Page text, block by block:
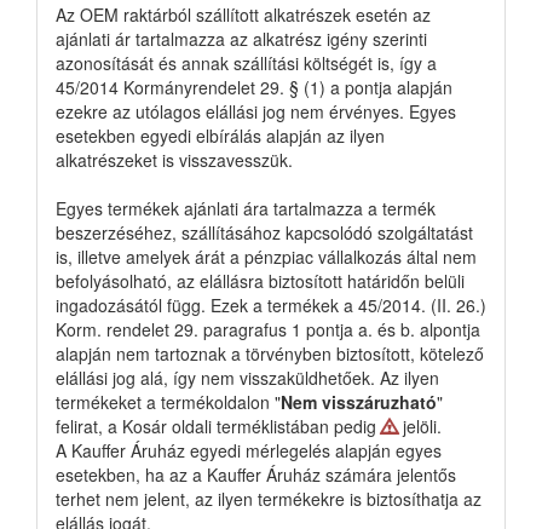
Az OEM raktárból szállított alkatrészek esetén az
ajánlati ár tartalmazza az alkatrész igény szerinti
azonosítását és annak szállítási költségét is, így a
45/2014 Kormányrendelet 29. § (1) a pontja alapján
ezekre az utólagos elállási jog nem érvényes. Egyes
esetekben egyedi elbírálás alapján az ilyen
alkatrészeket is visszavesszük.
Egyes termékek ajánlati ára tartalmazza a termék
beszerzéséhez, szállításához kapcsolódó szolgáltatást
is, illetve amelyek árát a pénzpiac vállalkozás által nem
befolyásolható, az elállásra biztosított határidőn belüli
ingadozásától függ. Ezek a termékek a 45/2014. (II. 26.)
Korm. rendelet 29. paragrafus 1 pontja a. és b. alpontja
alapján nem tartoznak a törvényben biztosított, kötelező
elállási jog alá, így nem visszaküldhetőek. Az ilyen
termékeket a termékoldalon "Nem visszáruzható"
felirat, a Kosár oldali terméklistában pedig
jelöli.
A Kauffer Áruház egyedi mérlegelés alapján egyes
esetekben, ha az a Kauffer Áruház számára jelentős
terhet nem jelent, az ilyen termékekre is biztosíthatja az
elállás jogát.